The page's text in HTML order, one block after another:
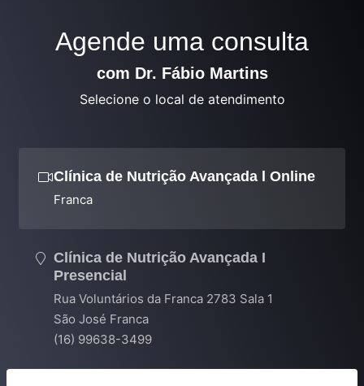
Agende uma consulta
com Dr. Fábio Martins
Selecione o local de atendimento
Clínica de Nutrição Avançada l Online
Franca
Clínica de Nutrição Avançada I
Presencial
Rua Voluntários da Franca 2783 Sala 1
São José Franca
(16) 99638-3499